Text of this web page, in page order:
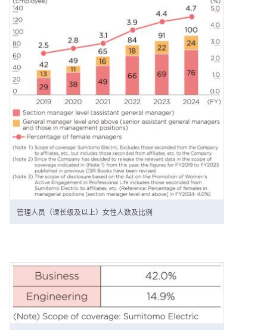
管理人员（课长级及以上）女性人数及比例